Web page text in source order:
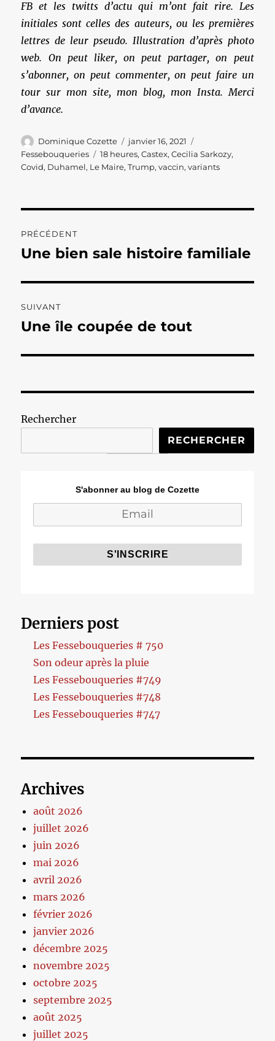
FB et les twitts d’actu qui m’ont fait rire. Les
initiales sont celles des auteurs, ou les premières
lettres de leur pseudo. Illustration d’après photo
web. On peut liker, on peut partager, on peut
s’abonner, on peut commenter, on peut faire un
tour sur mon site, mon blog, mon Insta. Merci
d’avance.
Auteur
Dominique Cozette
Publié
le
janvier 16, 2021
Fessebouqueries
Étiquettes
18 heures,Castex,Cecilia Sarkozy,
Covid, Duhamel, Le Maire,Trump,vaccin,variants
de
PRÉCÉDENT
Publication
Une bien sale histoire familiale
SUIVANT
Publication
Une île coupée de tout
Rechercher
RECHERCHER
S'abonner au blog de Cozette
Derniers post
Les Fessebouqueries # 750
Son odeur après la pluie
Les Fessebouqueries #749
Les Fessebouqueries #748
Les Fessebouqueries #747
Archives
août 2026
juillet 2026
juin 2026
mai 2026
avril 2026
mars 2026
février 2026
janvier 2026
décembre 2025
novembre 2025
octobre 2025
septembre 2025
août 2025
juillet 2025